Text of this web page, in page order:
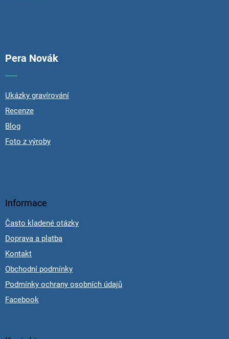
Pera Novák
Ukázky gravírování
Recenze
Blog
Foto z výroby
Informace
Často kladené otázky
Doprava a platba
Kontakt
Obchodní podmínky
Podmínky ochrany osobních údajů
Facebook